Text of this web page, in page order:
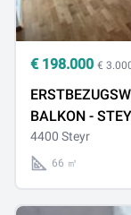
€ 198.000 €
BALKON -
4400 Steyr
66 ㎡